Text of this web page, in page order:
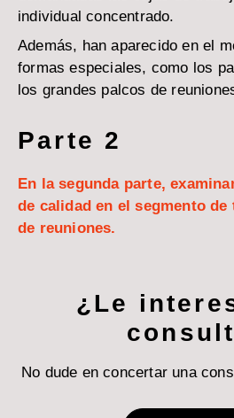
individual concentrado.
Además, han aparecido en el
formas especiales, como los
los grandes palcos de
Parte 2
En la segunda parte,
de calidad en el segmento
de reuniones.
¿Le
No dude en concertar una